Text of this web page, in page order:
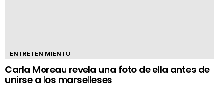
ENTRETENIMIENTO
Carla Moreau revela una foto de ella antes de
unirse a los marselleses